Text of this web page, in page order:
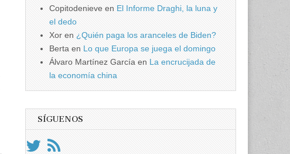
Copitodenieve en El Informe Draghi, la luna y
el dedo
Xor en ¿Quién paga los aranceles de Biden?
Berta en Lo que Europa se juega el domingo
Álvaro Martínez García en La encrucijada de
la economía china
SÍGUENOS